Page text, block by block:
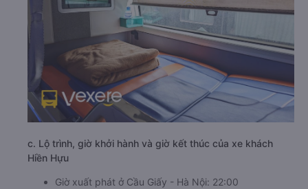
c. Lộ trình, giờ khởi hành và giờ kết thúc của xe khách
Hiền Hựu
Giờ xuất phát ở Cầu Giấy - Hà Nội: 22:00